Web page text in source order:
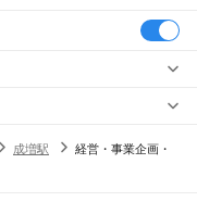
成増駅
経営・事業企画・